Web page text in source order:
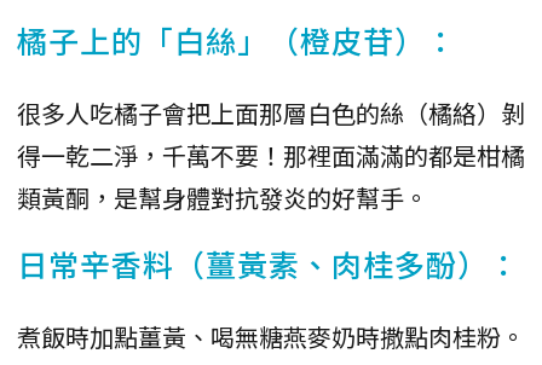
橘子上的「白絲」（橙皮苷）：
很多人吃橘子會把上面那層白色的絲（橘絡）剝
得一乾二淨，千萬不要！那裡面滿滿的都是柑橘
類黃酮，是幫身體對抗發炎的好幫手。
日常辛香料（薑黃素、肉桂多酚）：
煮飯時加點薑黃、喝無糖燕麥奶時撒點肉桂粉。